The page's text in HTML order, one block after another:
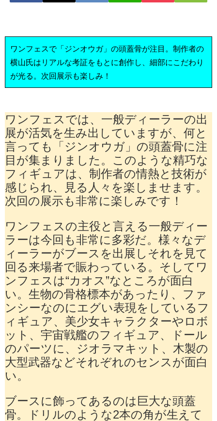
ワンフェスで「ジンオウガ」の頭蓋骨が注目。制作者の
横山氏はリアルな考証をもとに創作し、細部にこだわり
が光る。次回展示も楽しみ！
ワンフェスでは、一般ディーラーの出
展が活気を生み出していますが、何と
言っても「ジンオウガ」の頭蓋骨に注
目が集まりました。このような精巧な
フィギュアは、制作者の情熱と技術が
感じられ、見る人々を楽しませます。
次回の展示も非常に楽しみです！
ワンフェスの主役と言える一般ディー
ラーは今回も非常に多彩だ。様々なデ
ィーラーがブースを出展しそれを見て
回る来場者で賑わっている。そしてワ
ンフェスは“カオス”なところが面白
い。生物の骨格標本があったり、ファ
ンシーなのにエグい表現をしているフ
ィギュア、美少女キャラクターやロボ
ット、宇宙戦艦のフィギュア、ドール
のパーツに、ジオラマキット、木製の
大型武器などそれぞれのセンスが面白
い。
ブースに飾ってあるのは巨大な頭蓋
骨。ドリルのような2本の角が生えて